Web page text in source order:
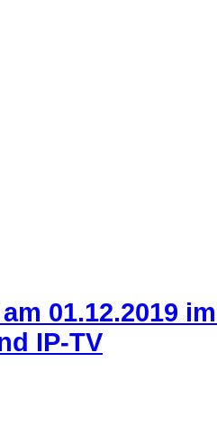
01.12.2019
IP-TV